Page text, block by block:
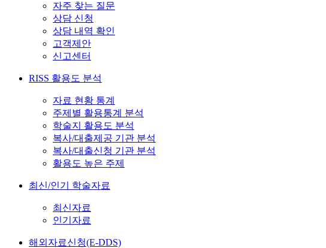
자주 찾는 질문
상담 신청
상담 내역 확인
고객제안
신고센터
RISS 활용도 분석
자료 현황 통계
주제별 활용통계 분석
학술지 활용도 분석
복사/대출제공 기관 분석
복사/대출신청 기관 분석
활용도 높은 주제
최신/인기 학술자료
최신자료
인기자료
해외자료신청(E-DDS)